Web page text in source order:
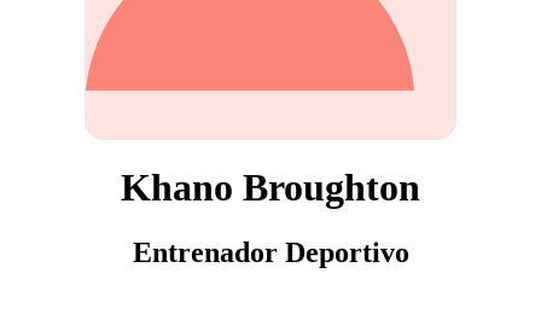
Khano Broughton
Entrenador Deportivo